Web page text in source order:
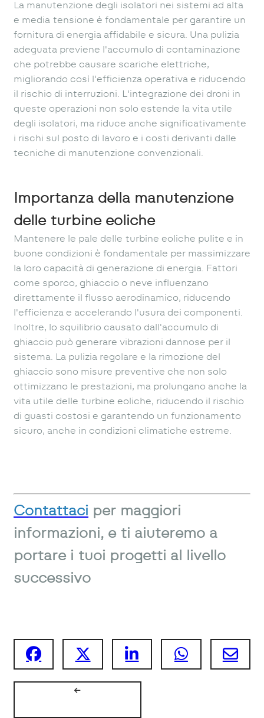
La manutenzione degli isolatori nei sistemi ad alta
e media tensione è fondamentale per garantire un
fornitura di energia affidabile e sicura. Una pulizia
adeguata previene l'accumulo di contaminazione
che potrebbe causare scariche elettriche,
migliorando così l'efficienza operativa e riducendo
il rischio di interruzioni. L'integrazione dei droni in
queste operazioni non solo estende la vita utile
degli isolatori, ma riduce anche significativamente
i rischi sul posto di lavoro e i costi derivanti dalle
tecniche di manutenzione convenzionali.
Importanza della manutenzione
delle turbine eoliche
Mantenere le pale delle turbine eoliche pulite e in
buone condizioni è fondamentale per massimizzare
la loro capacità di generazione di energia. Fattori
come sporco, ghiaccio o neve influenzano
direttamente il flusso aerodinamico, riducendo
l'efficienza e accelerando l'usura dei componenti.
Inoltre, lo squilibrio causato dall'accumulo di
ghiaccio può generare vibrazioni dannose per il
sistema. La pulizia regolare e la rimozione del
ghiaccio sono misure preventive che non solo
ottimizzano le prestazioni, ma prolungano anche la
vita utile delle turbine eoliche, riducendo il rischio
di guasti costosi e garantendo un funzionamento
sicuro, anche in condizioni climatiche estreme.
Contattaci per maggiori
informazioni, e ti aiuteremo a
portare i tuoi progetti al livello
successivo